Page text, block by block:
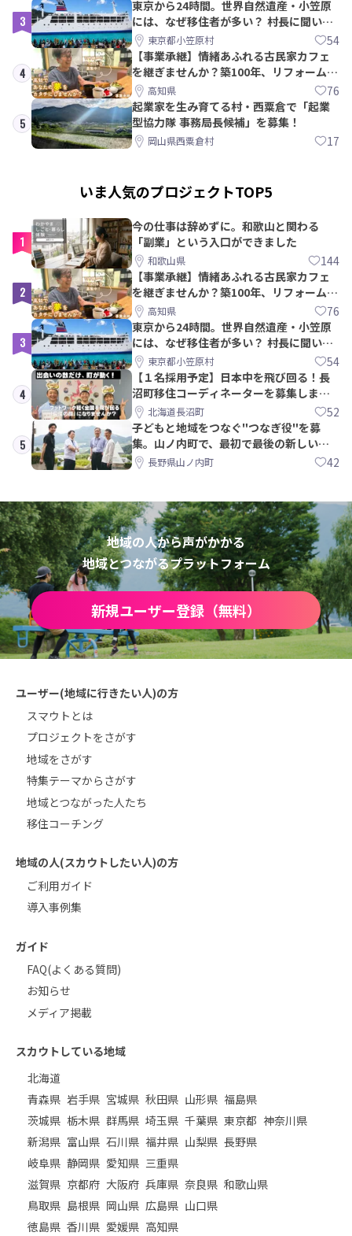
3
東京から24時間。世界自然遺産・小笠原
には、なぜ移住者が多い？ 村長に聞いて
みた東京都小笠原村 54
4
【事業承継】情緒あふれる古民家カフェ
を継ぎませんか？築100年、リフォームか
ら約10年！
高知県 76
5
起業家を生み育てる村・西粟倉で「起業
型協力隊 事務局長候補」を募集！
岡山県西粟倉村 17
いま人気のプロジェクトTOP5
1
今の仕事は辞めずに。和歌山と関わる
「副業」という入口ができました
和歌山県 144
2
【事業承継】情緒あふれる古民家カフェ
を継ぎませんか？築100年、リフォームか
ら約10年！
高知県 76
3
東京から24時間。世界自然遺産・小笠原
には、なぜ移住者が多い？ 村長に聞いて
みた東京都小笠原村 54
4
【１名採用予定】日本中を飛び回る！長
沼町移住コーディネーターを募集しま
す！北海道長沼町 52
5
子どもと地域をつなぐ"つなぎ役"を募
集。山ノ内町で、最初で最後の新しい学
校づくりを一緒に
長野県山ノ内町 42
地域の人から声がかかる
地域とつながるプラットフォーム
新規ユーザー登録（無料）
ユーザー(地域に行きたい人)の方
スマウトとは
プロジェクトをさがす
地域をさがす
特集テーマからさがす
地域とつながった人たち
移住コーチング
地域の人(スカウトしたい人)の方
ご利用ガイド
導入事例集
ガイド
FAQ(よくある質問)
お知らせ
メディア掲載
スカウトしている地域
北海道
青森県 岩手県 宮城県 秋田県 山形県 福島県
茨城県 栃木県 群馬県 埼玉県 千葉県 東京都 神奈川県
新潟県 富山県 石川県 福井県 山梨県 長野県
岐阜県 静岡県 愛知県 三重県
滋賀県 京都府 大阪府 兵庫県 奈良県 和歌山県
鳥取県 島根県 岡山県 広島県 山口県
徳島県 香川県 愛媛県 高知県